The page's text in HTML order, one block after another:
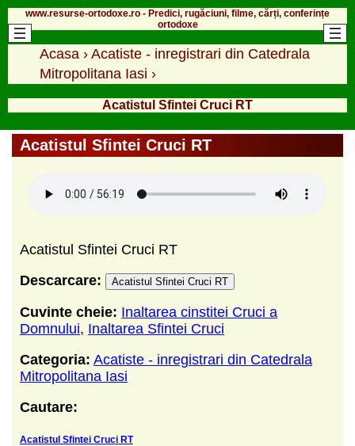
www.resurse-ortodoxe.ro - Predici, rugăciuni, filme, cărți, conferințe
ortodoxe
Acasa › Acatiste - inregistrari din Catedrala
Mitropolitana Iasi ›
Acatistul Sfintei Cruci RT
Acatistul Sfintei Cruci RT
Acatistul Sfintei Cruci RT
Descarcare:
Acatistul Sfintei Cruci RT
Cuvinte cheie: Inaltarea cinstitei Cruci a
Domnului, Inaltarea Sfintei Cruci
Categoria: Acatiste - inregistrari din Catedrala
Mitropolitana Iasi
Cautare:
Acatistul Sfintei Cruci RT